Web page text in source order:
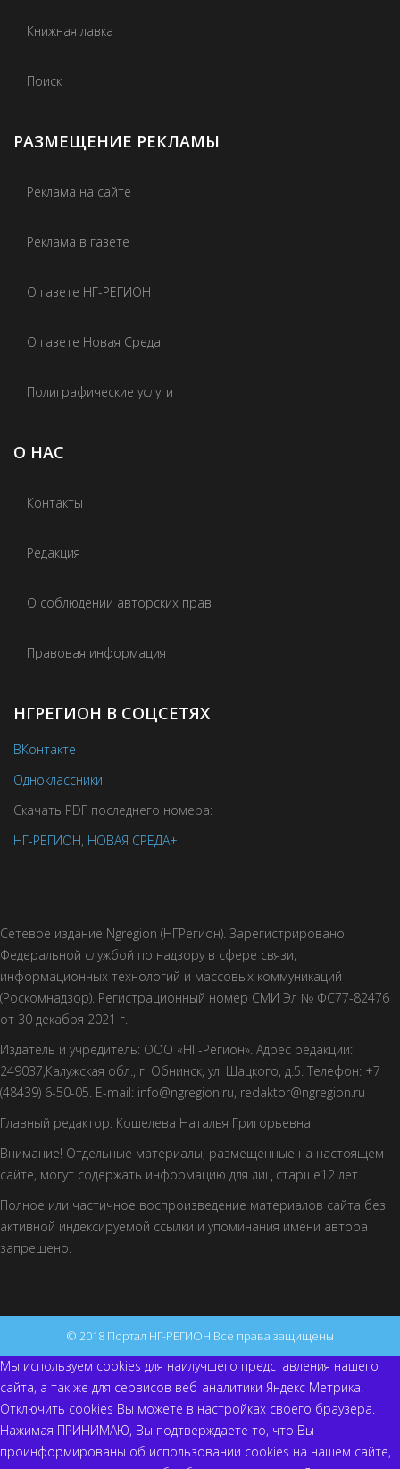
Книжная лавка
Поиск
РАЗМЕЩЕНИЕ РЕКЛАМЫ
Реклама на сайте
Реклама в газете
О газете НГ-РЕГИОН
О газете Новая Среда
Полиграфические услуги
О НАС
Контакты
Редакция
О соблюдении авторских прав
Правовая информация
НГРЕГИОН В СОЦСЕТЯХ
ВКонтакте
Одноклассники
Скачать PDF последнего номера:
НГ-РЕГИОН, НОВАЯ СРЕДА+
Сетевое издание Ngregion (НГРегион). Зарегистрировано
Федеральной службой по надзору в сфере связи,
информационных технологий и массовых коммуникаций
(Роскомнадзор). Регистрационный номер СМИ Эл № ФС77-82476
от 30 декабря 2021 г.
Издатель и учредитель: ООО «НГ-Регион». Адрес редакции:
249037,Калужская обл., г. Обнинск, ул. Шацкого, д.5. Телефон: +7
(48439) 6-50-05. E-mail: info@ngregion.ru, redaktor@ngregion.ru
Главный редактор: Кошелева Наталья Григорьевна
Внимание! Отдельные материалы, размещенные на настоящем
сайте, могут содержать информацию для лиц старше12 лет.
Полное или частичное воспроизведение материалов сайта без
активной индексируемой ссылки и упоминания имени автора
запрещено.
© 2018 Портал НГ-РЕГИОН Все права защищены
Мы используем cookies для наилучшего представления нашего
сайта, а так же для сервисов веб-аналитики Яндекс Метрика.
Отключить cookies Вы можете в настройках своего браузера.
Нажимая ПРИНИМАЮ, Вы подтверждаете то, что Вы
проинформированы об использовании cookies на нашем сайте,